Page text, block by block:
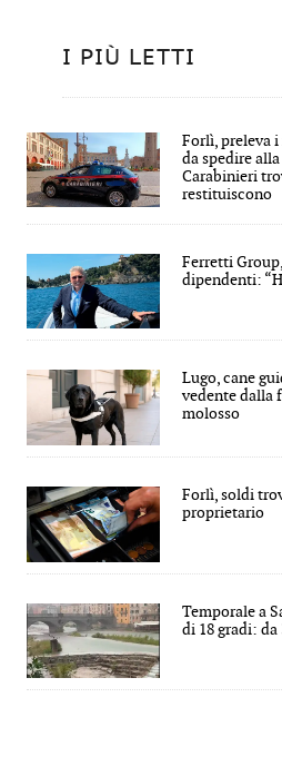
I PIÙ LETTI
Forlì, preleva
da spedire
Carabinieri
restituiscono
Ferretti
dipendenti:
Lugo, cane
vedente dalla
molosso
Forlì, soldi
proprietario
Temporale a
di 18 gradi: da